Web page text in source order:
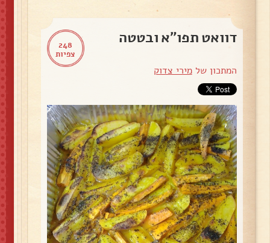
248
צפיות
דוואט תפו"א ובטטה
המתכון שלמירי צדוק